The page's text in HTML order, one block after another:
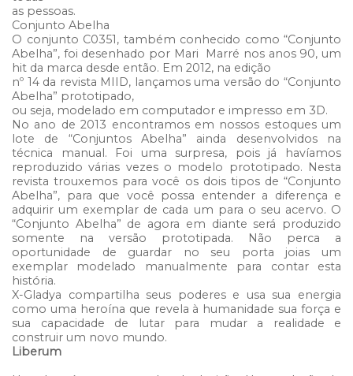
as pessoas.
Conjunto Abelha
O conjunto C0351, também conhecido como “Conjunto
Abelha”, foi desenhado por Mari Marré nos anos 90, um
hit da marca desde então. Em 2012, na edição
nº 14 da revista MIID, lançamos uma versão do “Conjunto
Abelha” prototipado,
ou seja, modelado em computador e impresso em 3D.
No ano de 2013 encontramos em nossos estoques um
lote de “Conjuntos Abelha” ainda desenvolvidos na
técnica manual. Foi uma surpresa, pois já havíamos
reproduzido várias vezes o modelo prototipado. Nesta
revista trouxemos para você os dois tipos de “Conjunto
Abelha”, para que você possa entender a diferença e
adquirir um exemplar de cada um para o seu acervo. O
“Conjunto Abelha” de agora em diante será produzido
somente na versão prototipada. Não perca a
oportunidade de guardar no seu porta joias um
exemplar modelado manualmente para contar esta
história.
X-Gladya compartilha seus poderes e usa sua energia
como uma heroína que revela à humanidade sua força e
sua capacidade de lutar para mudar a realidade e
construir um novo mundo.
Liberum